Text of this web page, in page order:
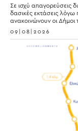
Σε ισχύ απαγορεύσεις
δασικές εκτάσεις λόγω
ανακοινώνουν οι Δήμοι
09|08|2026